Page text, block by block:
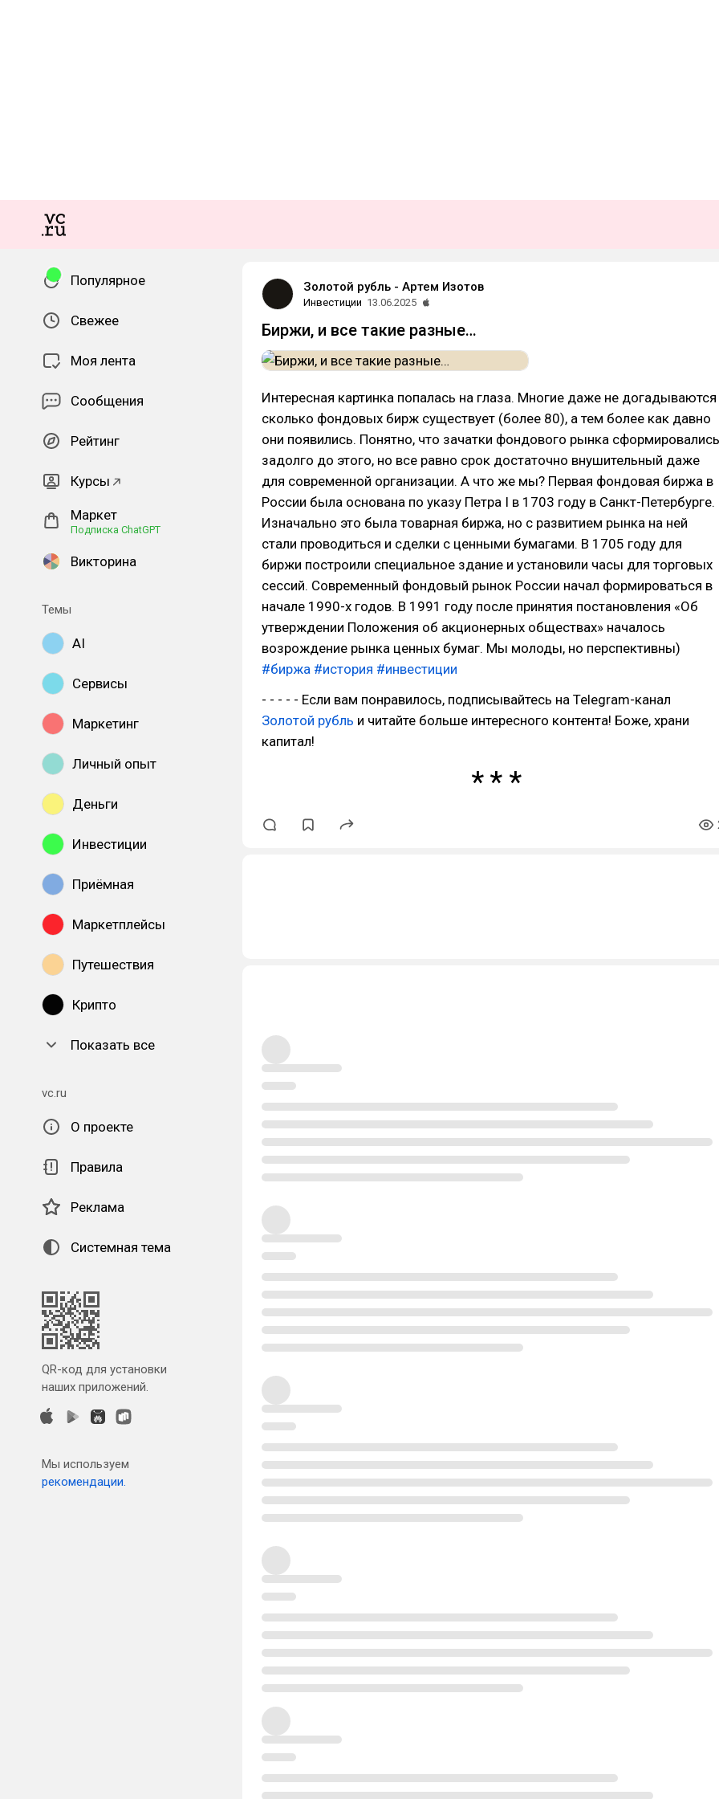
Популярное
Свежее
Моя лента
Сообщения
Рейтинг
Курсы
Маркет
Подписка ChatGPT
Викторина
Темы
AI
Сервисы
Маркетинг
Личный опыт
Деньги
Инвестиции
Приёмная
Маркетплейсы
Путешествия
Крипто
Показать все
vc.ru
О проекте
Правила
Реклама
Системная тема
QR-код для установки
наших приложений.
Мы используем
рекомендации.
Золотой рубль - Артем Изотов
Инвестиции 13.06.2025
Биржи, и все такие разные…
Интересная картинка попалась на глаза. Многие даже не догадываются
сколько фондовых бирж существует (более 80), а тем более как давно
они появились. Понятно, что зачатки фондового рынка сформировались
задолго до этого, но все равно срок достаточно внушительный даже
для современной организации. А что же мы? Первая фондовая биржа в
России была основана по указу Петра I в 1703 году в Санкт-Петербурге.
Изначально это была товарная биржа, но с развитием рынка на ней
стали проводиться и сделки с ценными бумагами. В 1705 году для
биржи построили специальное здание и установили часы для торговых
сессий. Современный фондовый рынок России начал формироваться в
начале 1990-х годов. В 1991 году после принятия постановления «Об
утверждении Положения об акционерных обществах» началось
возрождение рынка ценных бумаг. Мы молоды, но перспективны)
#биржа #история #инвестиции
- - - - - Если вам понравилось, подписывайтесь на Telegram-канал
Золотой рубль и читайте больше интересного контента! Боже, храни
капитал!